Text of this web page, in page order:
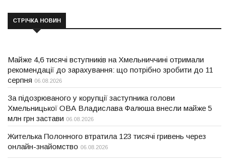
СТРІЧКА НОВИН
Майже 4,6 тисячі вступників на Хмельниччині отримали
рекомендації до зарахування: що потрібно зробити до 11
серпня 06.08.2026
За підозрюваного у корупції заступника голови
Хмельницької ОВА Владислава Фалюша внесли майже 5
млн грн застави 06.08.2026
Жителька Полонного втратила 123 тисячі гривень через
онлайн-знайомство 06.08.2026